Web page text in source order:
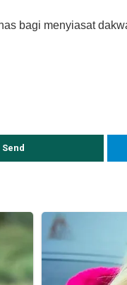
bagi menyiasat
Send